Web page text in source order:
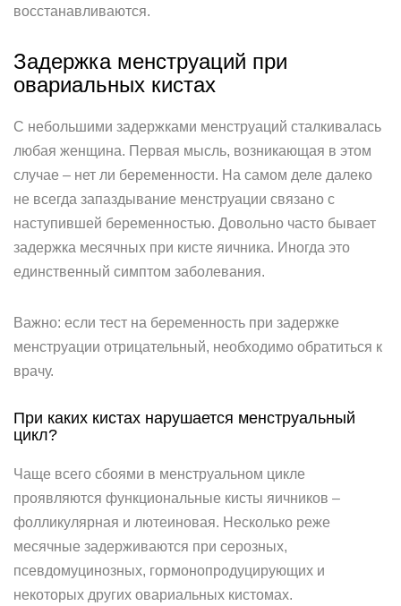
восстанавливаются.
Задержка менструаций при
овариальных кистах
С небольшими задержками менструаций сталкивалась
любая женщина. Первая мысль, возникающая в этом
случае – нет ли беременности. На самом деле далеко
не всегда запаздывание менструации связано с
наступившей беременностью. Довольно часто бывает
задержка месячных при кисте яичника. Иногда это
единственный симптом заболевания.
Важно: если тест на беременность при задержке
менструации отрицательный, необходимо обратиться к
врачу.
При каких кистах нарушается менструальный
цикл?
Чаще всего сбоями в менструальном цикле
проявляются функциональные кисты яичников –
фолликулярная и лютеиновая. Несколько реже
месячные задерживаются при серозных,
псевдомуцинозных, гормонопродуцирующих и
некоторых других овариальных кистомах.